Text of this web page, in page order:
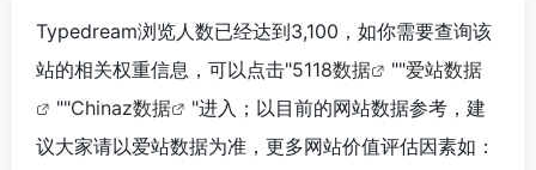
Typedream浏览人数已经达到3,100，如你需要查询该
站的相关权重信息，可以点击"5118数据 ""爱站数据
""Chinaz数据
"进入；以目前的网站数据参考，建
议大家请以爱站数据为准，更多网站价值评估因素如：